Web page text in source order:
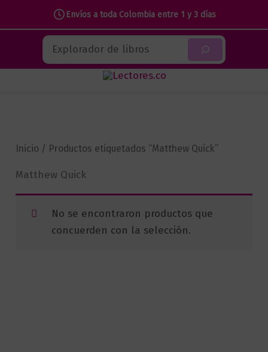
Envíos a toda Colombia entre 1 y 3 días
contenido
Buscar
Inicio / Productos etiquetados “Matthew Quick”
Matthew Quick
No se encontraron productos que
concuerden con la selección.